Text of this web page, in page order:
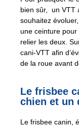
bien sûr, un VTT
souhaitez évoluer,
une ceinture
relier les deux.
cani-VTT afin
de la roue avant
Le frisbee
chien et un
Le frisbee canin,